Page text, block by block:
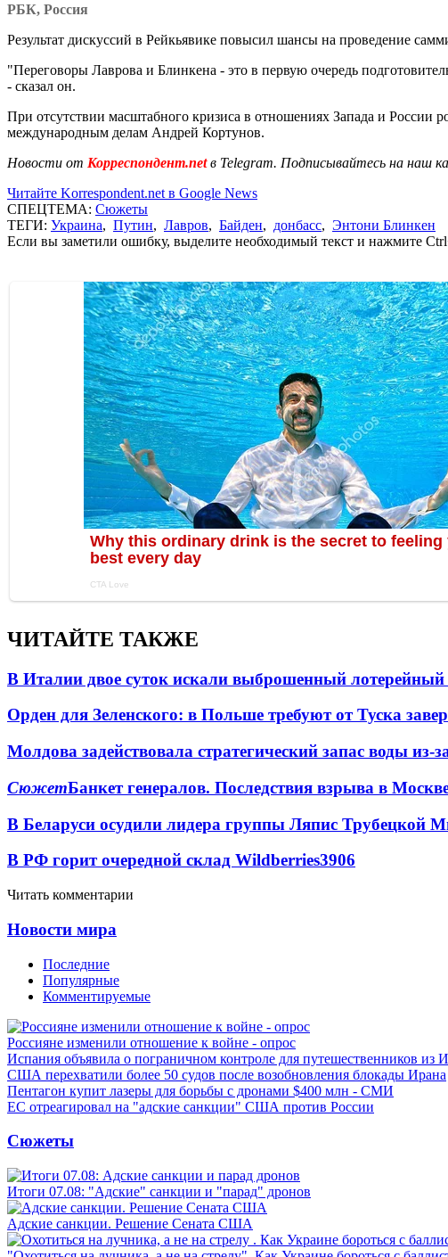
РБК, Россия
Результат дискуссий в Рейкьявике повысил шансы на проведение
"Переговоры Лаврова и Блинкена - это в первую очередь
- сказал он.
При отсутствии масштабного кризиса в отношениях Запада и России
международным делам Андрей Кортунов.
Новости от Корреспондент.netв Telegram. Подписывайтесь на наш
Читайте Korrespondent.net в Google News
СПЕЦТЕМА: Сюжеты
ТЕГИ: Украина, Путин, Лавров, Байден, донбасс, Энтони Блинкен
Если вы заметили ошибку, выделите необходимый текст и нажмите
ЧИТАЙТЕ ТАКЖЕ
В Италии двое суток искали выброшенный
Орден для Зеленского: в Польше требуют от Туска
Молдова задействовала стратегический запас воды из-
СюжетБанкет генералов. Последствия взрыва в
В Беларуси осудили лидера группы Ляпис Трубецкой
В РФ горит очередной склад Wildberries3906
Читать комментарии
Новости мира
Последние
Популярные
Комментируемые
Россияне изменили отношение к войне - опрос
Испания объявила о пограничном контроле для путешественников из
США перехватили более 50 судов после возобновления блокады Ирана
Пентагон купит лазеры для борьбы с дронами $400 млн - СМИ
ЕС отреагировал на "адские санкции" США против России
Сюжеты
Итоги 07.08: "Адские" санкции и "парад" дронов
Адские санкции. Решение Сената США